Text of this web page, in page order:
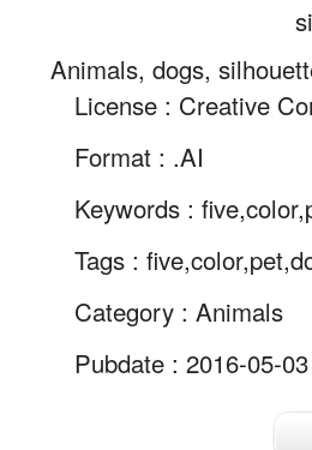
Animals, dogs,
License : Creative
Format : .AI
Keywords :
Tags :
Category : Animals
Pubdate : 2016-05-